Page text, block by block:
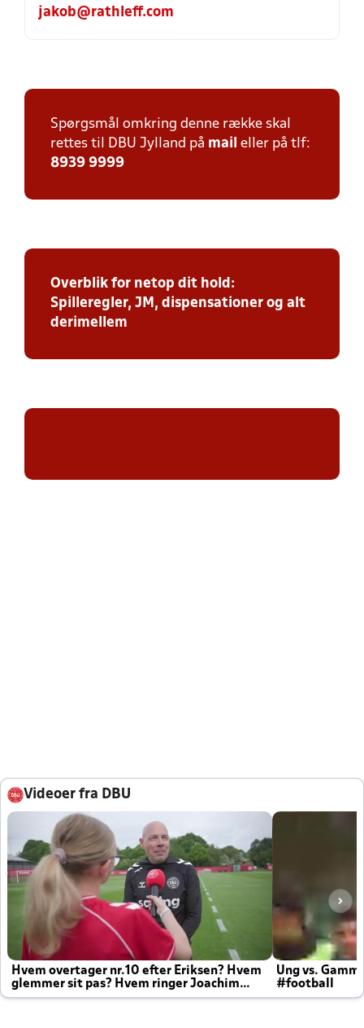
jakob@rathleff.com
Spørgsmål omkring denne række skal
rettes til DBU Jylland på mail eller på tlf:
8939 9999
Overblik for netop dit hold:
Spilleregler, JM, dispensationer og alt
derimellem
Videoer fra DBU
Hvem overtager nr.10 efter Eriksen? Hvem
glemmer sit pas? Hvem ringer Joachim
altid til efter kampe?
Ung vs.
#football